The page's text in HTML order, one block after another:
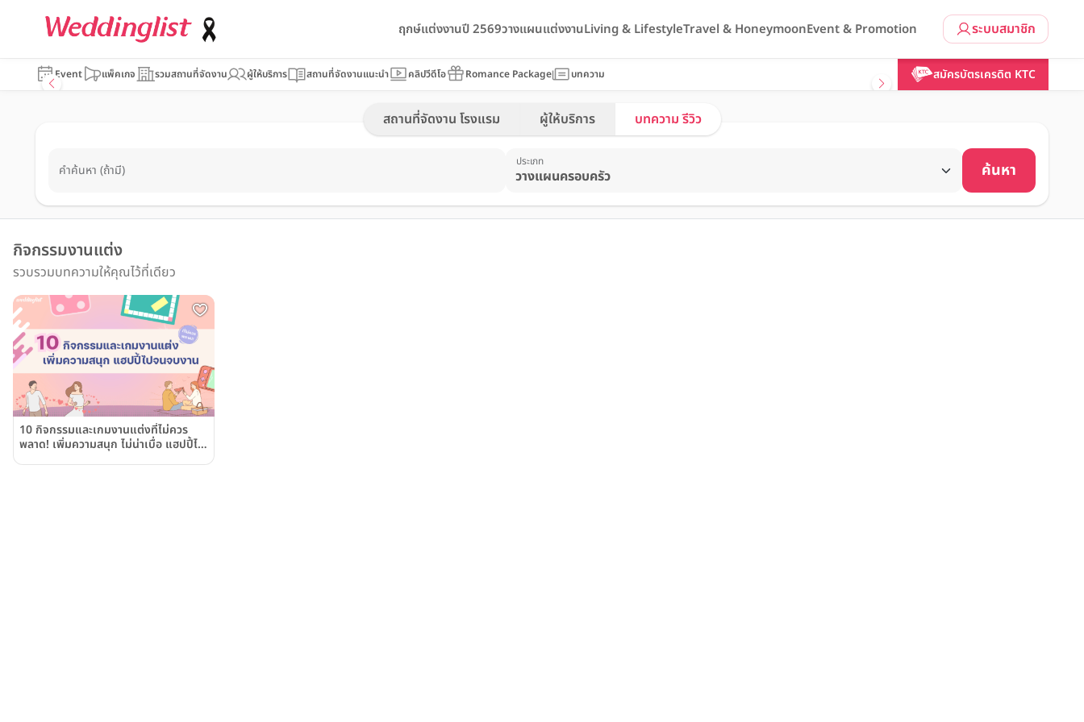
ระบบสมาชิก
ฤกษ์แต่งงานปี 2569วางแผนแต่งงานLiving & LifestyleTravel & HoneymoonEvent & Promotion
Event แพ็คเกจ รวมสถานที่จัดงาน ผู้ให้บริการ สถานที่จัดงานแนะนำ คลิปวีดีโอ Romance Package บทความ สมัครบัตรเครดิต KTC
สถานที่จัดงาน โรงแรม ผู้ให้บริการ บทความ รีวิว
คำค้นหา (ถ้ามี)
ประเภท ค้นหา
กิจกรรมงานแต่ง
รวบรวมบทความให้คุณไว้ที่เดียว
10 กิจกรรมและเกมงานแต่งที่ไม่ควร
พลาด! เพิ่มความสนุก ไม่น่าเบื่อ แฮปปี้ไป